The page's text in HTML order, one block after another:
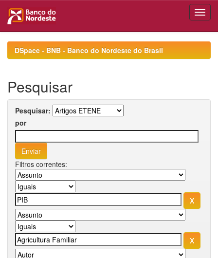
navigationDSpace - BNB - Banco do Nordeste do Brasil
Pesquisar
Pesquisar:
por
Filtros correntes: